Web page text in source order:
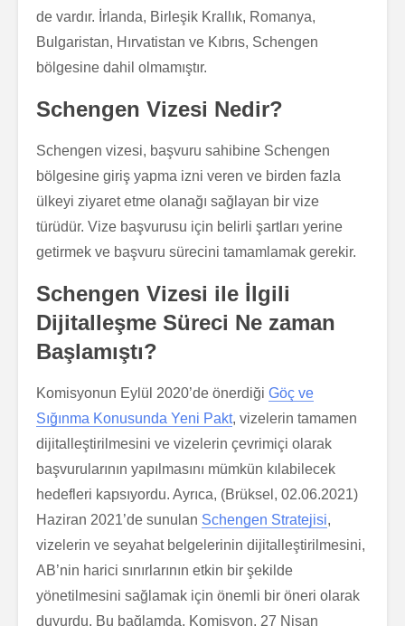
de vardır. İrlanda, Birleşik Krallık, Romanya,
Bulgaristan, Hırvatistan ve Kıbrıs, Schengen
bölgesine dahil olmamıştır.
Schengen Vizesi Nedir?
Schengen vizesi, başvuru sahibine Schengen
bölgesine giriş yapma izni veren ve birden fazla
ülkeyi ziyaret etme olanağı sağlayan bir vize
türüdür. Vize başvurusu için belirli şartları yerine
getirmek ve başvuru sürecini tamamlamak gerekir.
Schengen Vizesi ile İlgili
Dijitalleşme Süreci Ne zaman
Başlamıştı?
Komisyonun Eylül 2020’de önerdiği Göç ve
Sığınma Konusunda Yeni Pakt, vizelerin tamamen
dijitalleştirilmesini ve vizelerin çevrimiçi olarak
başvurularının yapılmasını mümkün kılabilecek
hedefleri kapsıyordu. Ayrıca, (Brüksel, 02.06.2021)
Haziran 2021’de sunulan Schengen Stratejisi,
vizelerin ve seyahat belgelerinin dijitalleştirilmesini,
AB’nin harici sınırlarının etkin bir şekilde
yönetilmesini sağlamak için önemli bir öneri olarak
duyurdu. Bu bağlamda, Komisyon, 27 Nisan